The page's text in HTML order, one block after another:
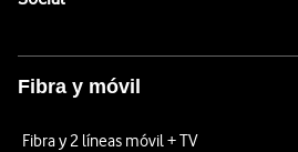
Fibra y móvil
Fibra y 2 líneas móvil + TV